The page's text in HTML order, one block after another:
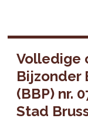
Volledige
Bijzonder
(BBP) nr.
Stad